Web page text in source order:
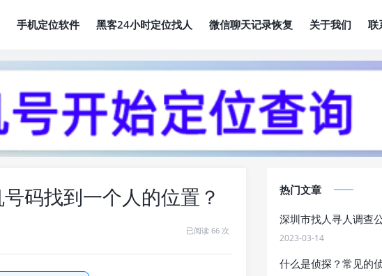
手机定位软件 黑客24小时定位找人 微信聊天记录恢复 关于我们 联
码找到一个人的位置？
已阅读 66 次
热门文章
2023-03-14
什么是侦探？常见的